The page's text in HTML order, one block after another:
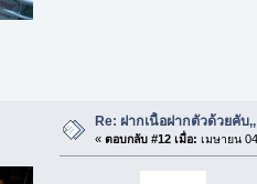
Re: ฝากเนื้อฝากตัวด้วยคับ,,
« ตอบกลับ #12 เมื่อ: เมษายน